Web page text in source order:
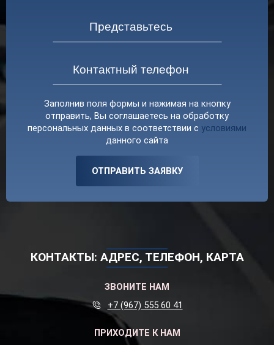
КОНТАКТЫ: АДРЕС, ТЕЛЕФОН, КАРТА
ЗВОНИТЕ НАМ
+7 (967) 555 60 41
ПРИХОДИТЕ К НАМ
Заполнив поля формы и нажимая на кнопку
отправить, Вы соглашаетесь на обработку
персональных данных в соответствии с условиями
данного сайта
ОТПРАВИТЬ ЗАЯВКУ